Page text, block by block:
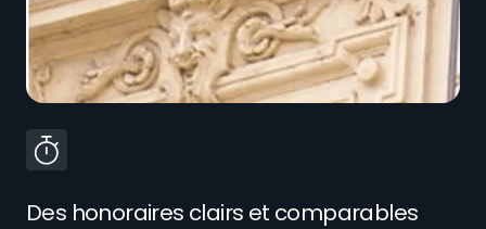
Des honoraires clairs et comparables